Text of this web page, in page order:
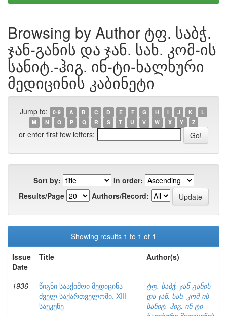
Browsing by Author ტფ. საბჭ.
ჯან-განის და ჯან. სახ. კომ-ის
სანიტ.-ჰიგ. ინ-ტი-ხალხური
მედიცინის კაბინეტი
Jump to: 0-9 A B C D E F G H I J K
L
M
N O P Q R S T U V W X Y Z
or enter first few letters:
Sort by:
In order:
Results/Page
Authors/Record:
Showing results 1 to 1 of 1
Issue
Date
Title Author(s)
1936
წიგნი სააქიმოი მედიცინა
ძველ საქართველოში. XIII
საუკუნე
ტფ. საბჭ. ჯან-განის
და ჯან. სახ. კომ-ის
სანიტ.-ჰიგ. ინ-ტი-